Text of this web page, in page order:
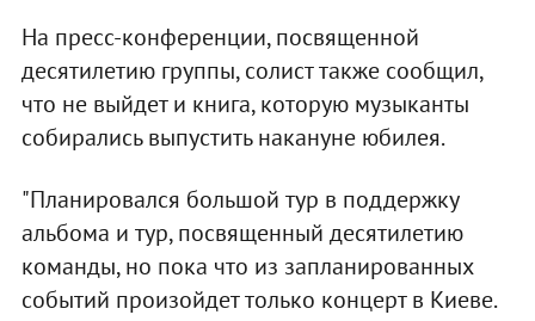
На пресс-конференции, посвященной
десятилетию группы, солист также сообщил,
что не выйдет и книга, которую музыканты
собирались выпустить накануне юбилея.
"Планировался большой тур в поддержку
альбома и тур, посвященный десятилетию
команды, но пока что из запланированных
событий произойдет только концерт в Киеве.